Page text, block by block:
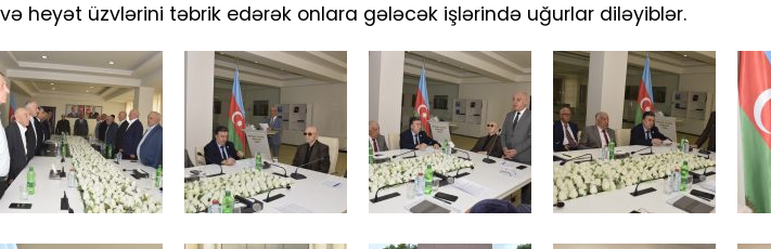
və heyət üzvlərini təbrik edərək onlara gələcək işlərində uğurlar diləyiblər.